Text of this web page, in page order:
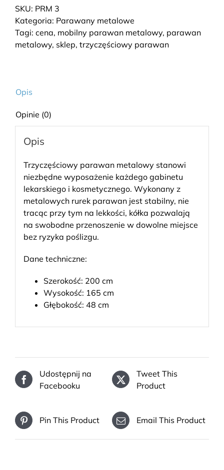
SKU: PRM 3
Kategoria: Parawany metalowe
Tagi: cena, mobilny parawan metalowy, parawan
metalowy, sklep, trzyczęściowy parawan
Opis
Opinie (0)
Opis
Trzyczęściowy parawan metalowy stanowi
niezbędne wyposażenie każdego gabinetu
lekarskiego i kosmetycznego. Wykonany z
metalowych rurek parawan jest stabilny, nie
tracąc przy tym na lekkości, kółka pozwalają
na swobodne przenoszenie w dowolne miejsce
bez ryzyka poślizgu.
Dane techniczne:
Szerokość: 200 cm
Wysokość: 165 cm
Głębokość: 48 cm
Udostępnij na
Facebooku
Tweet This
Product
Pin This Product Email This Product